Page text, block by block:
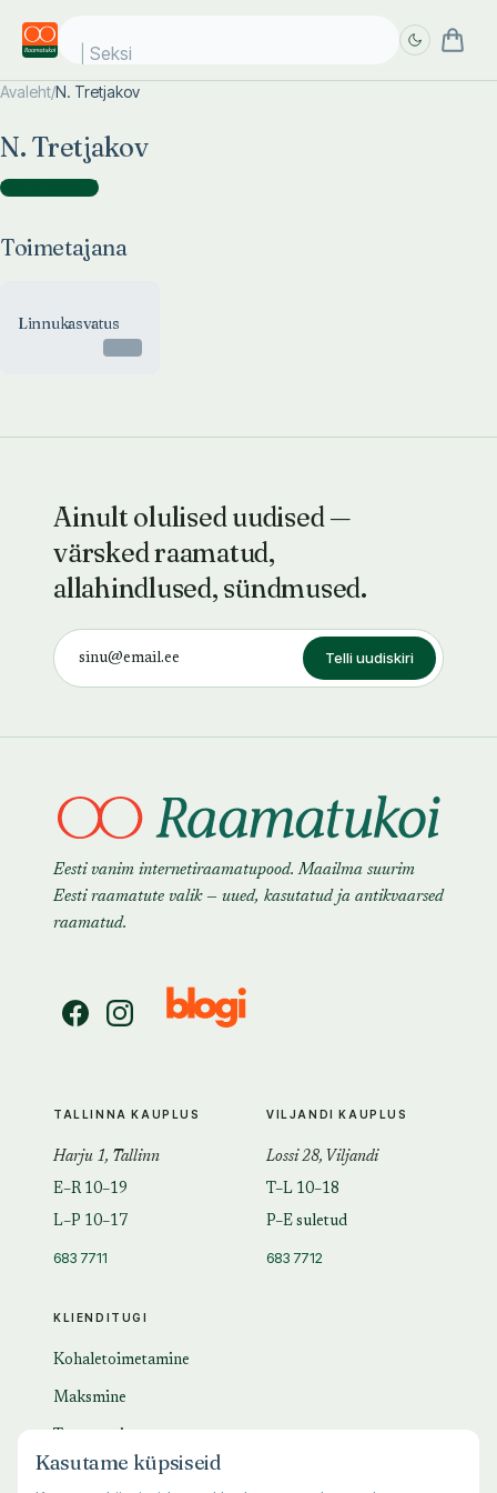
Seksi
Avaleht/N. Tretjakov
N. Tretjakov
Toimetajana )
Toimetajana
Linnukasvatus
Ainult olulised uudised —
värsked raamatud,
allahindlused, sündmused.
Telli uudiskiri
Eesti vanim internetiraamatupood. Maailma suurim
Eesti raamatute valik — uued, kasutatud ja antikvaarsed
raamatud.
KLIENDITUGI
Kohaletoimetamine
Maksmine
KKK
TALLINNA KAUPLUS
Harju 1, Tallinn
E–R 10–19
L–P 10–17
683 7711
VILJANDI KAUPLUS
Lossi 28, Viljandi
T–L 10–18
P–E suletud
683 7712
Kasutame küpsiseid